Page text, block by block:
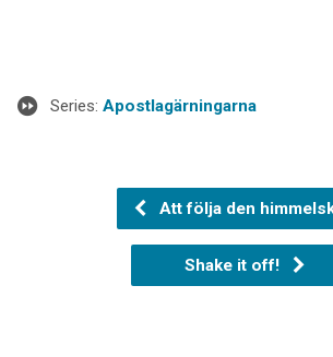
Series: Apostlagärningarna
Att följa den
Shake it off!